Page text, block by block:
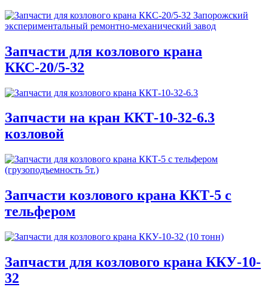
Запчасти для козлового крана
ККС-20/5-32
Запчасти на кран ККТ-10-32-6.3
козловой
Запчасти козлового крана ККТ-5 с
тельфером
Запчасти для козлового крана ККУ-10-
32